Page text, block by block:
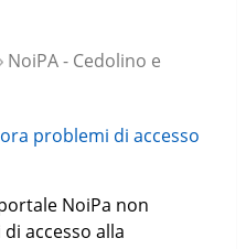
NoiPA - Cedolino e
NoiPa non
accesso alla